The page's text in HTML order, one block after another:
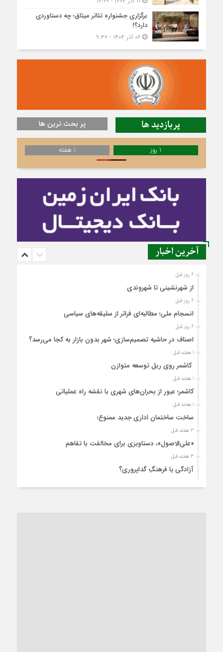
برگزاری جشنواره تئاتر میثاق؛ چه دستاوردی
دارد؟!
۰۶ آذر ۱۴۰۴ - ۹:۳۲
پربازدید ها پر بحث ترین ها
1 روز 1 هفته
آخرین اخبار
6 روز قبل
از شهرنشینی تا شهروندی
6 روز قبل
انسجام ملی؛ مطالبه‌ای فراتر از سلیقه‌های سیاسی
6 روز قبل
اصناف در حاشیه تصمیم‌سازی؛ شهر بدون بازار به کجا می‌رسد؟
1 هفته قبل
کاشمر روی ریل توسعه متوازن
1 هفته قبل
کاشمر؛ عبور از بحران‌های شهری با نقشه راه عملیاتی
1 هفته قبل
ساخت ساختمان اداری جدید ممنوع؛
3 هفته قبل
«علی‌الاصول»، دستاویزی برای مخالفت با تفاهم
3 هفته قبل
آزادگی یا فرهنگِ گداپروری؟